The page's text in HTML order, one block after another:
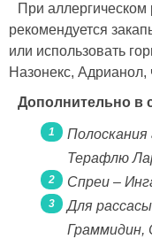
При
рекомендуется
или использовать
Назонекс, Адрианол,
Дополнительно в
Терафлю
Спреи –
Для
Граммидин,